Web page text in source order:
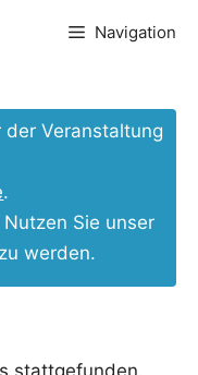
Navigation
Veranstaltung
.
Sie unser
werden.
stattgefunden.